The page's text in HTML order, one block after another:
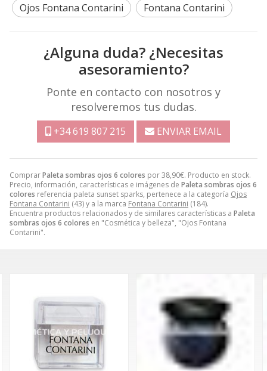
ComprarPaleta sombras ojos 6 colores por38,90€. Producto en stock.
Precio, información, características e imágenes de Paleta sombras ojos 6
colores referencia paleta sunset sparks, pertenece a la categoría Ojos
Fontana Contarini (43) y a la marca Fontana Contarini (184).
Encuentra productos relacionados y de similares características a Paleta
sombras ojos 6 colores en "Cosmética y belleza", "Ojos Fontana
Contarini".
Ojos Fontana Contarini Fontana Contarini
¿Alguna duda? ¿Necesitas
asesoramiento?
Ponte en contacto con nosotros y
resolveremos tus dudas.
+34 619 807 215 ENVIAR EMAIL